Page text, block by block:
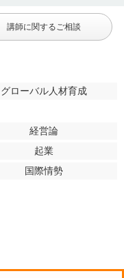
講師に関するご相談
グローバル人材育成
経営論
起業
国際情勢